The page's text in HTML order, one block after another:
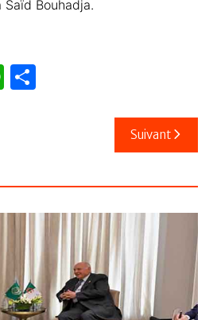
Bouhadja.
W
A
P
er
Suivant